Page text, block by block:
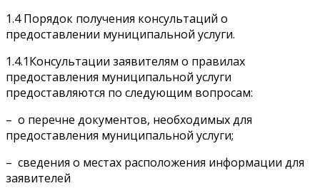
1.4 Порядок получения консультаций о
предоставлении муниципальной услуги.
1.4.1Консультации заявителям о правилах
предоставления муниципальной услуги
предоставляются по следующим вопросам:
– о перечне документов, необходимых для
предоставления муниципальной услуги;
– сведения о местах расположения информации для
заявителей